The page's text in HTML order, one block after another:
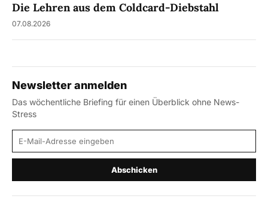
Die Lehren aus dem Coldcard-Diebstahl
07.08.2026
Newsletter anmelden
Das wöchentliche Briefing für einen Überblick ohne News-
Stress
E-Mail-Adresse
Abschicken